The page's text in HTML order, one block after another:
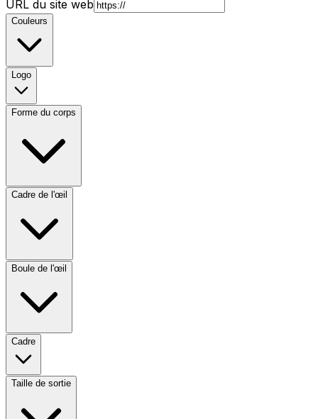
URL du site web
Couleurs
Logo
Forme du corps
Cadre de l'œil
Boule de l'œil
Cadre
Taille de sortie